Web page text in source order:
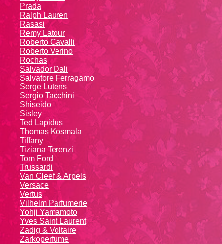
Prada
Ralph Lauren
Rasasi
Remy Latour
Roberto Cavalli
Roberto Verino
Rochas
Salvador Dali
Salvatore Ferragamo
Serge Lutens
Sergio Tacchini
Shiseido
Sisley
Ted Lapidus
Thomas Kosmala
Tiffany
Tiziana Terenzi
Tom Ford
Trussardi
Van Cleef & Arpels
Versace
Vertus
Vilhelm Parfumerie
Yohji Yamamoto
Yvеs Sаint Lаurеnt
Zadig & Voltaire
Zarkoperfume